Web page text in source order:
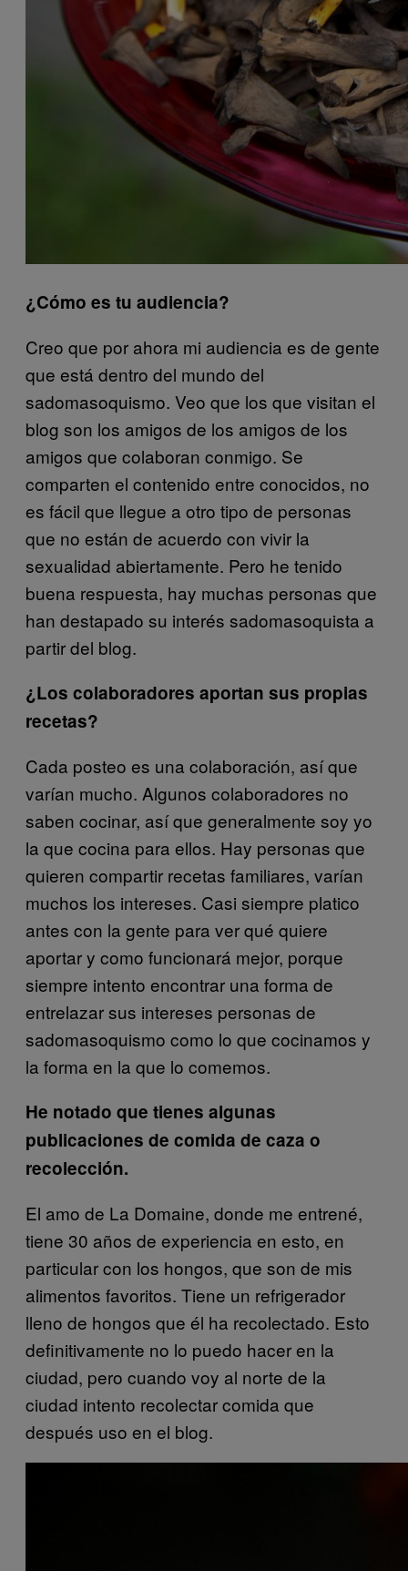
¿Cómo es tu audiencia?
Creo que por ahora mi audiencia es de gente
que está dentro del mundo del
sadomasoquismo. Veo que los que visitan el
blog son los amigos de los amigos de los
amigos que colaboran conmigo. Se
comparten el contenido entre conocidos, no
es fácil que llegue a otro tipo de personas
que no están de acuerdo con vivir la
sexualidad abiertamente. Pero he tenido
buena respuesta, hay muchas personas que
han destapado su interés sadomasoquista a
partir del blog.
¿Los colaboradores aportan sus propias
recetas?
Cada posteo es una colaboración, así que
varían mucho. Algunos colaboradores no
saben cocinar, así que generalmente soy yo
la que cocina para ellos. Hay personas que
quieren compartir recetas familiares, varían
muchos los intereses. Casi siempre platico
antes con la gente para ver qué quiere
aportar y como funcionará mejor, porque
siempre intento encontrar una forma de
entrelazar sus intereses personas de
sadomasoquismo como lo que cocinamos y
la forma en la que lo comemos.
He notado que tienes algunas
publicaciones de comida de caza o
recolección.
El amo de La Domaine, donde me entrené,
tiene 30 años de experiencia en esto, en
particular con los hongos, que son de mis
alimentos favoritos. Tiene un refrigerador
lleno de hongos que él ha recolectado. Esto
definitivamente no lo puedo hacer en la
ciudad, pero cuando voy al norte de la
ciudad intento recolectar comida que
después uso en el blog.